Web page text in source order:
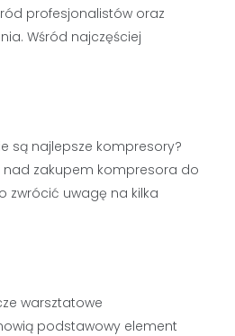
profesjonalistów oraz
Wśród najczęściej
są najlepsze kompresory?
nad zakupem kompresora do
zwrócić uwagę na kilka
warsztatowe
podstawowy element